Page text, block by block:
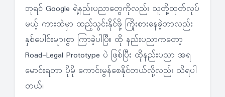
ဘုရင် Google ရဲ့နည်းပညာတွေကိုလည်း သူတို့ထုတ်လုပ်
မယ့် ကားထဲမှာ ထည့်သွင်းနိုင်ဖို့ ကြိုးစားနေခဲ့တာလည်း
နှစ်ပေါင်းများစွာ ကြာခဲ့ပါပြီ။ ထို နည်းပညာကတော့
Road-Legal Prototype ပဲ ဖြစ်ပြီး ထိုနည်းပညာ အရ
မောင်းရတာ ပိုမို ကောင်းမွန်စေနိုင်တယ်လို့လည်း သိရပါ
တယ်။